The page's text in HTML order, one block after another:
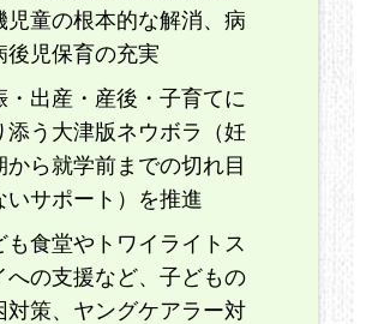
児童の根本的な解消、病
後児保育の充実
・出産・産後・子育てに
添う大津版ネウボラ（妊
から就学前までの切れ目
いサポート）を推進
も食堂やトワイライトス
への支援など、子どもの
対策、ヤングケアラー対